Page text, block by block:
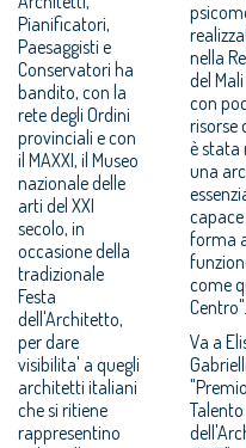
Pianificatori,
Paesaggisti e
Conservatori ha
bandito, con la
rete degli Ordini
provinciali e con
il MAXXI, il Museo
nazionale delle
arti del XXI
secolo, in
occasione della
tradizionale
Festa
dell'Architetto,
per dare
visibilita' a quegli
architetti italiani
che si ritiene
rappresentino
nella
del
con
risorse
è stata
una
forma
come
Centro".
Va a
Talento